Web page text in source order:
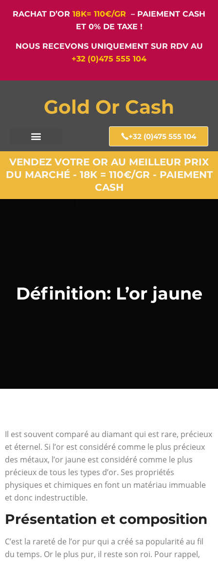
RACHAT D’OR 18K= 110€/GR – PAIEMENT CASH
ET 0% DE TAXE !
NOUS RECEVONS UNIQUEMENT SUR RDV AU
+32 (0)475 555 104
Gold Or Cash
+32 (0)475 555 104
VENDEZ VOTRE OR AU MEILLEUR PRIX
DU MARCHÉ - 18K = 110€/GR - PAIEMENT
CASH
Définition: L’or jaune
Il est souvent comparé au diamant qui est rare, précieux
et éternel. Si l’or est considéré comme le plus précieux
des métaux, l’or jaune est considéré comme le plus
précieux de tous les types d’or. Ses propriétés
physiques et chimiques en font un matériau immuable
et donc indestructible.
Présentation et composition
C’est la rareté de l’or pur qui a créé sa popularité au fil
du temps. Or le plus pur, il reste son roi. Pour rappel,